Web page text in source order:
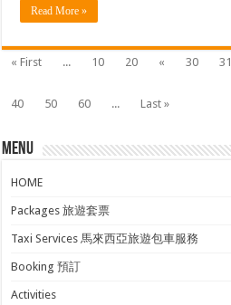
Read More »
« First ... 10 20 « 30 31
40
50 60 ... Last »
Menu
HOME
Packages 旅遊套票
Taxi Services 馬來西亞旅遊包車服務
Booking 預訂
Activities